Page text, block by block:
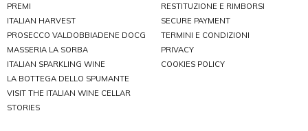
PREMI
ITALIAN HARVEST
PROSECCO VALDOBBIADENE DOCG
MASSERIA LA SORBA
ITALIAN SPARKLING WINE
LA BOTTEGA DELLO SPUMANTE
VISIT THE ITALIAN WINE CELLAR
STORIES
RESTITUZIONE E RIMBORSI
SECURE PAYMENT
TERMINI E CONDIZIONI
PRIVACY
COOKIES POLICY